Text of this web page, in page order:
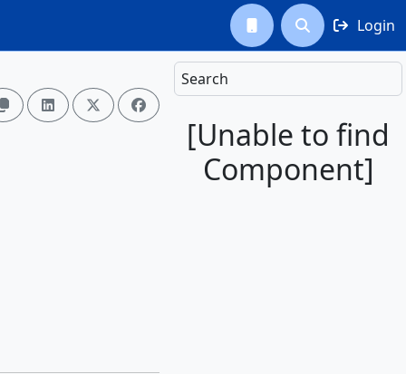
  Login
Search
[Unable to find
Component]
  